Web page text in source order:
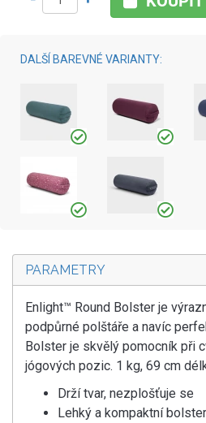
DALŠÍ BAREVNÉ VARIANTY:
PARAMETRY
Enlight™ Round Bolster je
podpůrné polštáře a navíc
Bolster je skvělý pomocník při
jógových pozic. 1 kg, 69 cm
Drží tvar, nezplošťuje se
Lehký a kompaktní